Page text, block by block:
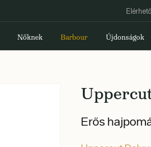
Nőknek Barbour Újdonságok
Erős